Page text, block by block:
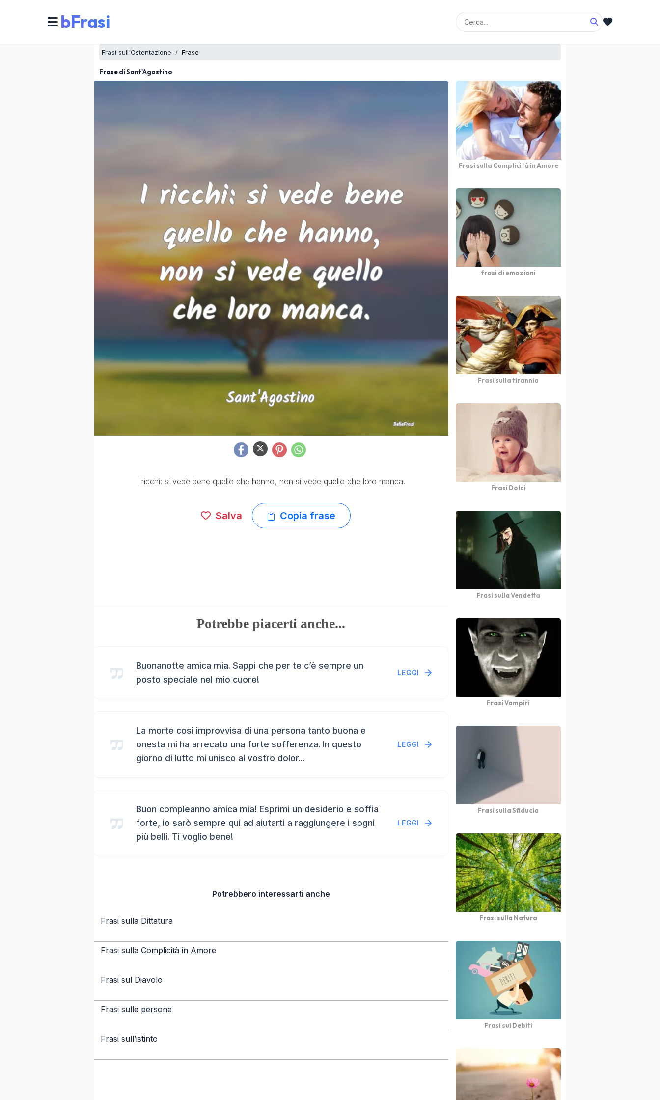
bFrasi
Frasi sull'Ostentazione Frase
Frase di Sant'Agostino
I ricchi: si vede bene quello che hanno, non si vede quello che loro manca.
Salva Copia frase
Potrebbe piacerti anche...
Buonanotte amica mia. Sappi che per te c’è sempre un
posto speciale nel mio cuore!
LEGGI
La morte così improvvisa di una persona tanto buona e
onesta mi ha arrecato una forte sofferenza. In questo
giorno di lutto mi unisco al vostro dolor...
LEGGI
Buon compleanno amica mia! Esprimi un desiderio e soffia
forte, io sarò sempre qui ad aiutarti a raggiungere i sogni
più belli. Ti voglio bene!
LEGGI
Potrebbero interessarti anche
Frasi sulla Dittatura
Frasi sulla Complicità in Amore
Frasi sul Diavolo
Frasi sulle persone
Frasi sull’istinto
Frasi sulla Complicità in Amore
frasi di emozioni
Frasi sulla tirannia
Frasi Dolci
Frasi sulla Vendetta
Frasi Vampiri
Frasi sulla Sfiducia
Frasi sulla Natura
Frasi sui Debiti